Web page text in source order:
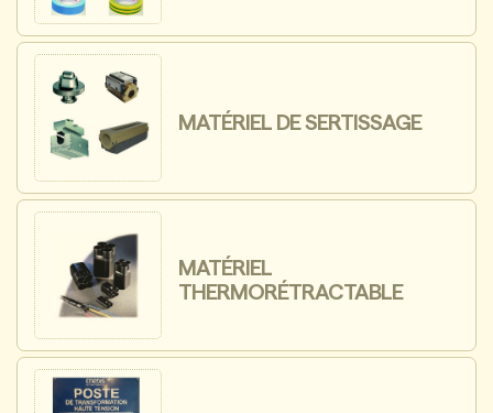
MATÉRIEL DE SERTISSAGE
MATÉRIEL
THERMORÉTRACTABLE